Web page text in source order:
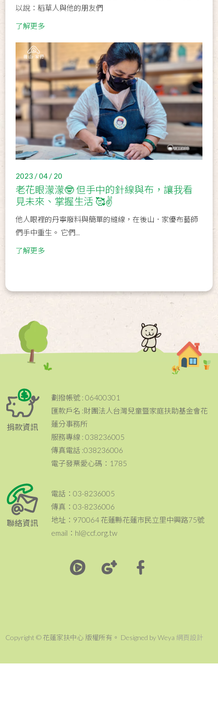
以說：稻草人與他的朋友們
了解更多
2023 / 04 / 20
老花眼濛濛🤓 但手中的針線與布，讓我看
見未來、掌握生活 🥰✌️
他人眼裡的丹寧廢料與簡單的縫線，在後山．家優布藝師
們手中重生。 它們...
了解更多
捐款資訊
劃撥帳號 : 06400301
匯款戶名 :財團法人台灣兒童暨家庭扶助基金會花
蓮分事務所
服務專線 : 038236005
傳真電話 :038236006
電子發票愛心碼：1785
聯絡資訊
電話：03-8236005
傳真：03-8236006
地址：970064 花蓮縣花蓮市民立里中興路75號
email：hl@ccf.org.tw
Copyright © 花蓮家扶中心 版權所有。 Designed by Weya 網頁設計